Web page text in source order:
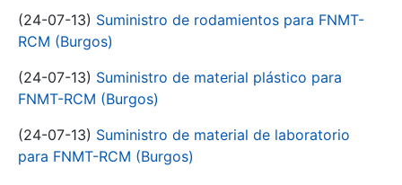
(24-07-13) Suministro de rodamientos para FNMT-
RCM (Burgos)
(24-07-13) Suministro de material plástico para
FNMT-RCM (Burgos)
(24-07-13) Suministro de material de laboratorio
para FNMT-RCM (Burgos)